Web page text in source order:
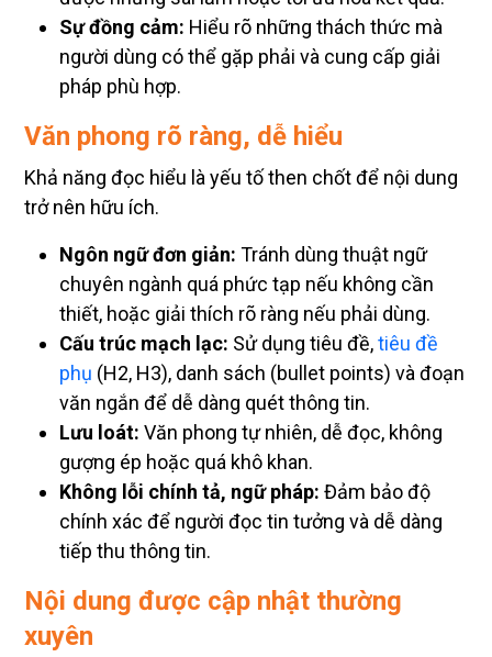
Sự đồng cảm: Hiểu rõ những thách thức mà
người dùng có thể gặp phải và cung cấp giải
pháp phù hợp.
Văn phong rõ ràng, dễ hiểu
Khả năng đọc hiểu là yếu tố then chốt để nội dung
trở nên hữu ích.
Ngôn ngữ đơn giản: Tránh dùng thuật ngữ
chuyên ngành quá phức tạp nếu không cần
thiết, hoặc giải thích rõ ràng nếu phải dùng.
Cấu trúc mạch lạc: Sử dụng tiêu đề,tiêu đề
phụ (H2, H3), danh sách (bullet points) và đoạn
văn ngắn để dễ dàng quét thông tin.
Lưu loát: Văn phong tự nhiên, dễ đọc, không
gượng ép hoặc quá khô khan.
Không lỗi chính tả, ngữ pháp: Đảm bảo độ
chính xác để người đọc tin tưởng và dễ dàng
tiếp thu thông tin.
Nội dung được cập nhật thường
xuyên